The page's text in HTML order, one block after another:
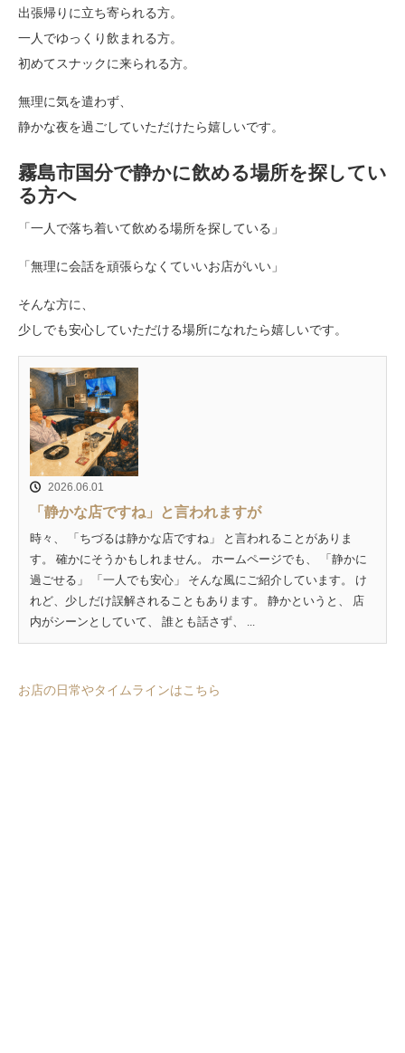
出張帰りに立ち寄られる方。
一人でゆっくり飲まれる方。
初めてスナックに来られる方。
無理に気を遣わず、
静かな夜を過ごしていただけたら嬉しいです。
霧島市国分で静かに飲める場所を探してい
る方へ
「一人で落ち着いて飲める場所を探している」
「無理に会話を頑張らなくていいお店がいい」
そんな方に、
少しでも安心していただける場所になれたら嬉しいです。
2026.06.01
「静かな店ですね」と言われますが
時々、 「ちづるは静かな店ですね」 と言われることがありま
す。 確かにそうかもしれません。 ホームページでも、 「静かに
過ごせる」 「一人でも安心」 そんな風にご紹介しています。 け
れど、少しだけ誤解されることもあります。 静かというと、 店
内がシーンとしていて、 誰とも話さず、 ...
お店の日常やタイムラインはこちら